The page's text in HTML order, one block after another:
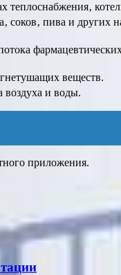
теплоснабжения‚
пива и других
веществ.
воздуха и воды.
приложения.